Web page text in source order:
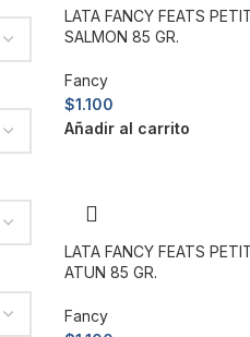
LATA FANCY FEATS
SALMON 85 GR.
Fancy
$1.100
Añadir al carrito
LATA FANCY FEATS
ATUN 85 GR.
Fancy